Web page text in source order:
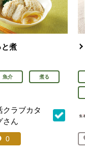
と煮
魚介 煮る
クラブカタ
さん
登録：
コメント：
0件。コメントを見る。